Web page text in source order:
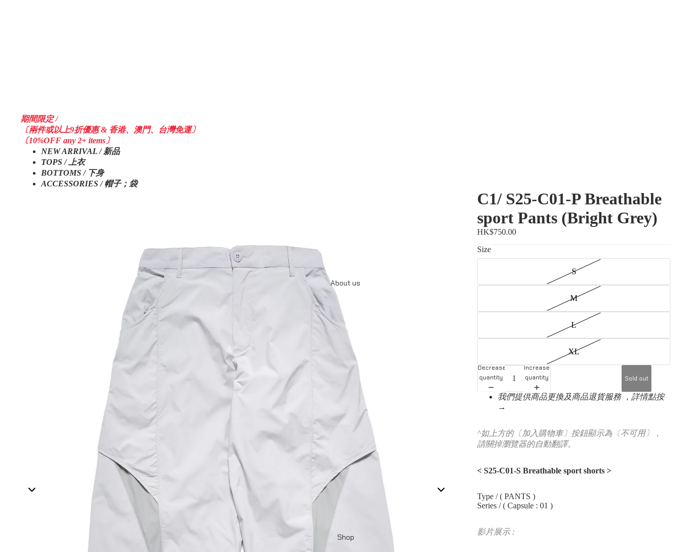
About us
Shop
期間限定 /
〔兩件或以上9折優惠 & 香港、澳門、台灣免運〕
〔10%OFF any 2+ items〕
NEW ARRIVAL / 新品
TOPS / 上衣
BOTTOMS / 下身
ACCESSORIES / 帽子；袋
C1/ S25-C01-P Breathable
sport Pants (Bright Grey)
HK$750.00
Size
S
M
L
XL
Decrease
quantity
Increase
quantity
Sold out
我們提供商品更換及商品退貨服務 ，詳情點按
→
^如上方的〔加入購物車〕按鈕顯示為〔不可用〕，
請關掉瀏覽器的自動翻譯。
< S25-C01-S Breathable sport shorts >
Type / ( PANTS )
Series / ( Capsule : 01 )
影片展示 :